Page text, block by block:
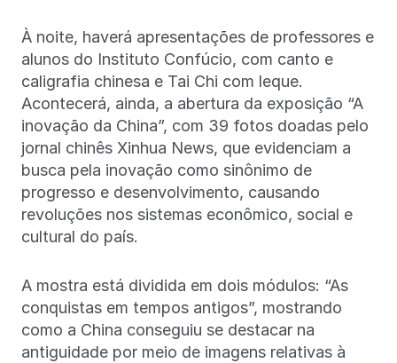
À noite, haverá apresentações de professores e
alunos do Instituto Confúcio, com canto e
caligrafia chinesa e Tai Chi com leque.
Acontecerá, ainda, a abertura da exposição “A
inovação da China”, com 39 fotos doadas pelo
jornal chinês Xinhua News, que evidenciam a
busca pela inovação como sinônimo de
progresso e desenvolvimento, causando
revoluções nos sistemas econômico, social e
cultural do país.
A mostra está dividida em dois módulos: “As
conquistas em tempos antigos”, mostrando
como a China conseguiu se destacar na
antiguidade por meio de imagens relativas à